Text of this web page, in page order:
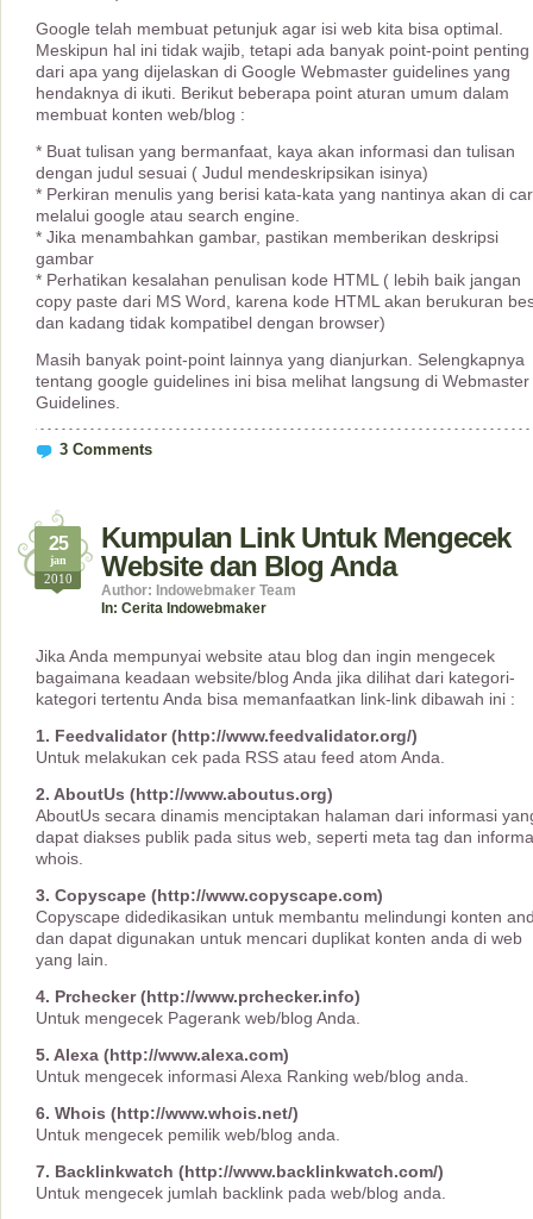
Google telah membuat petunjuk agar isi web kita bisa optimal.
Meskipun hal ini tidak wajib, tetapi ada banyak point-point penting
dari apa yang dijelaskan di Google Webmaster guidelines yang
hendaknya di ikuti. Berikut beberapa point aturan umum dalam
membuat konten web/blog :
* Buat tulisan yang bermanfaat, kaya akan informasi dan tulisan
dengan judul sesuai ( Judul mendeskripsikan isinya)
* Perkiran menulis yang berisi kata-kata yang nantinya akan di
melalui google atau search engine.
* Jika menambahkan gambar, pastikan memberikan deskripsi
gambar
* Perhatikan kesalahan penulisan kode HTML ( lebih baik jangan
copy paste dari MS Word, karena kode HTML akan berukuran
dan kadang tidak kompatibel dengan browser)
Masih banyak point-point lainnya yang dianjurkan. Selengkapnya
tentang google guidelines ini bisa melihat langsung di Webmaster
Guidelines.
3 Comments
Kumpulan Link Untuk Mengecek
Website dan Blog Anda
25
jan
2010
Author: Indowebmaker Team
In: Cerita Indowebmaker
Jika Anda mempunyai website atau blog dan ingin mengecek
bagaimana keadaan website/blog Anda jika dilihat dari kategori-
kategori tertentu Anda bisa memanfaatkan link-link dibawah ini :
1. Feedvalidator (http://www.feedvalidator.org/)
Untuk melakukan cek pada RSS atau feed atom Anda.
2. AboutUs (http://www.aboutus.org)
AboutUs secara dinamis menciptakan halaman dari informasi
dapat diakses publik pada situs web, seperti meta tag dan
whois.
3. Copyscape (http://www.copyscape.com)
Copyscape didedikasikan untuk membantu melindungi konten
dan dapat digunakan untuk mencari duplikat konten anda di web
yang lain.
4. Prchecker (http://www.prchecker.info)
Untuk mengecek Pagerank web/blog Anda.
5. Alexa (http://www.alexa.com)
Untuk mengecek informasi Alexa Ranking web/blog anda.
6. Whois (http://www.whois.net/)
Untuk mengecek pemilik web/blog anda.
7. Backlinkwatch (http://www.backlinkwatch.com/)
Untuk mengecek jumlah backlink pada web/blog anda.